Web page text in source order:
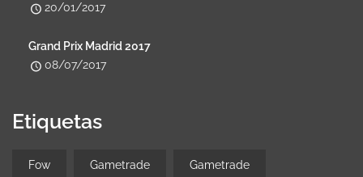
20/01/2017
Grand Prix Madrid 2017
08/07/2017
Etiquetas
Fow Gametrade Gametrade